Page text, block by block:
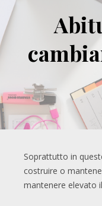
Soprattutto in
costruire o
mantenere elevato